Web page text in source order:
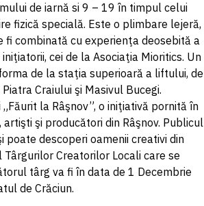
de iarnă si 9 – 19 în timpul celui
fizică specială. Este o plimbare lejeră,
combinată cu experienţa deosebită a
cei de la Asociaţia Mioritics. Un
de la staţia superioară a liftului, de
Craiului şi Masivul Bucegi.
la Râşnov”, o iniţiativă pornită în
şi producători din Râşnov. Publicul
descoperi oamenii creativi din
Creatorilor Locali care se
târg va fi în data de 1 Decembrie
de Crăciun.